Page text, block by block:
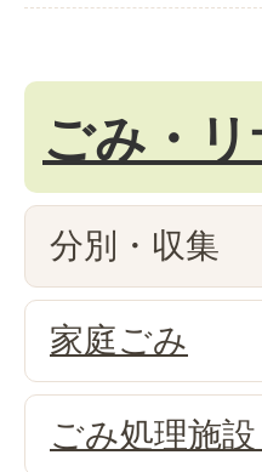
ごみ・
分別・収集
家庭ごみ
ごみ処理施